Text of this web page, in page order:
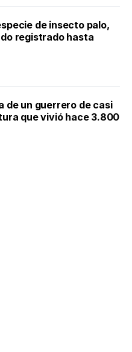
de insecto palo,
registrado hasta
de un guerrero de casi
que vivió hace 3.800